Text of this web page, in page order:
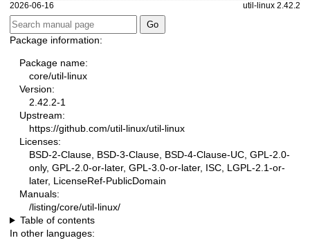
2026-06-16 util-linux 2.42.2
Package information:
Package name:
core/util-linux
Version:
2.42.2-1
Upstream:
https://github.com/util-linux/util-linux
Licenses:
BSD-2-Clause, BSD-3-Clause, BSD-4-Clause-UC, GPL-2.0-
only, GPL-2.0-or-later, GPL-3.0-or-later, ISC, LGPL-2.1-or-
later, LicenseRef-PublicDomain
Manuals:
/listing/core/util-linux/
Table of contents
In other languages: